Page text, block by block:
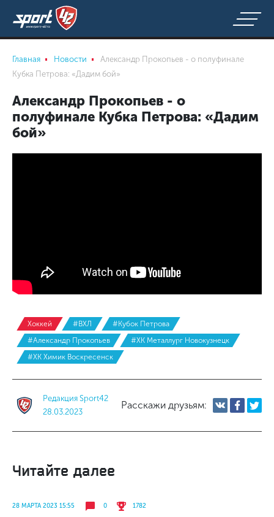
Главная Новости
Александр Прокопьев - о полуфинале
Кубка Петрова: «Дадим бой»
Александр Прокопьев - о
полуфинале Кубка Петрова: «Дадим
бой»
Хоккей #ВХЛ
#Кубок Петрова
#Александр Прокопьев
#ХК Металлург Новокузнецк
#ХК Химик Воскресенск
Редакция Sport42
28.03.2023
Расскажи друзьям:
Читайте далее
28 МАРТА 2023 15:55 0 1782